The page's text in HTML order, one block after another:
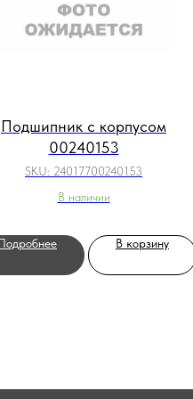
Подшипник с корпусом
00240153
SKU: 24017700240153
В наличии
В корзину